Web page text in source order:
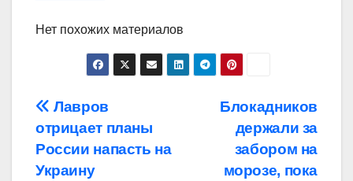
Нет похожих материалов
Навигация
по
Блокадников
держали за
забором на
морозе, пока
Лавров
отрицает планы
России напасть на
Украину